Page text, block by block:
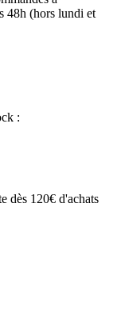
48h (hors lundi et
:
dès 120€ d'achats